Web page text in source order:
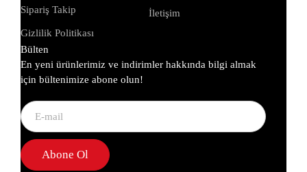
Sipariş Takip
Gizlilik Politikası
İletişim
Bülten
En yeni ürünlerimiz ve indirimler hakkında bilgi almak
için bültenimize abone olun!
Abone Ol